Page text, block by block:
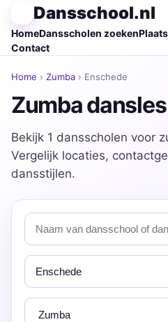
Dansschool.nl
HomeDansscholen zoeken
Contact
Home › Zumba › Enschede
Zumba
Bekijk 1 dansscholen voor
Vergelijk locaties,
dansstijlen.